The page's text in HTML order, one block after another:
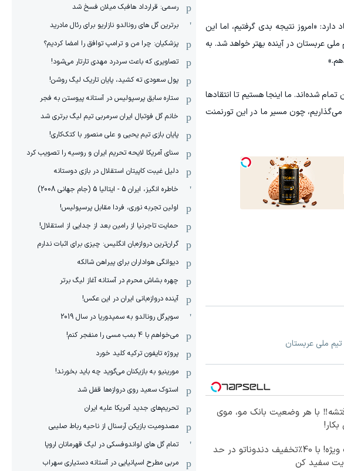
«امروز نتیجه بدی گرفتیم، اما این
عربستان در آینده بهتر خواهد شد. به
شده‌اند. ما اینجا هستیم تا انتقادها
می‌گذاریم، چون مسیر ما در این تورنمنت
ملی عربستان
با هر وضعیت بانک مو، موی
فرصت ویژه! با 40٪تخفیف دندوناتو در حد
سفید کن
رسمی: قرارداد هافبک میلان فسخ شد
برترین گل های رونالدو نازاریو برای رئال مادرید
پزشکیان: چرا من و ترامپ توافق را امضا کردیم؟
تصاویری که باعث سردرد مهدی تارتار می‌شود!
پول سعودی ته کشید، پایان تاریک لیگ روشن!
ستاره سابق پرسپولیس در آستانه پیوستن به فجر
خانم گل فوتبال ایران سرمربی تیم لیگ برتری شد
پایان بازی تیم یحیی و علی منصور با کتک‌کاری!
سنای آمریکا لایحه تحریم ایران و روسیه را تصویب کرد
دلیل غیبت کاپیتان استقلال در بازی دوستانه
خاطره انگیز، ایران 5 - ایتالیا 5 (جام جهانی 2008)
اولین تجربه نوری، فردا مقابل پرسپولیس!
حمایت تاجرنیا از رامین بعد از جدایی از استقلال!
گران‌ترین دروازه‌بان انگلیس: چیزی برای اثبات ندارم
دیوانگی هواداران برای پیراهن شالکه
چهره بشاش محرم در آستانه آغاز لیگ برتر
آینده دروازه‌بانی ایران در این عکس!
سوپرگل رونالدو به سمپدوریا در سال 2019
می‌خواهم با 4 بمب مسی را منفجر کنم!
پروژه تایفون ترکیه کلید خورد
مورینیو به بازیکنان می‌گوید چه باید بخورند!
استوک سعید روی دروازه‌ها قفل شد
تحریم‌های جدید آمریکا علیه ایران
مصدومیت بازیکن آرسنال از ناحیه رباط صلیبی
تمام گل های لواندوفسکی در لیگ قهرمانان اروپا
مربی مطرح اسپانیایی در آستانه دستیاری سهراب